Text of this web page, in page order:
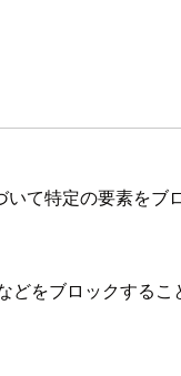
て特定の要素をブ
をブロックするこ